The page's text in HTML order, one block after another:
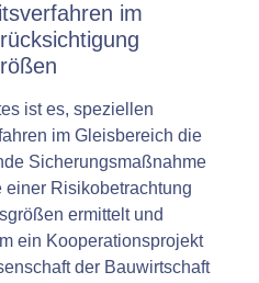
im
ist es, speziellen
im Gleisbereich die
Sicherungsmaßnahme
einer Risikobetrachtung
ermittelt und
ein Kooperationsprojekt
der Bauwirtschaft